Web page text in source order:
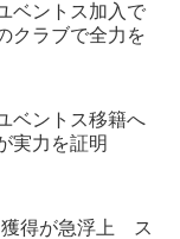
ベントス加入で
クラブで全力を
ベントス移籍へ
実力を証明
獲得が急浮上 ス